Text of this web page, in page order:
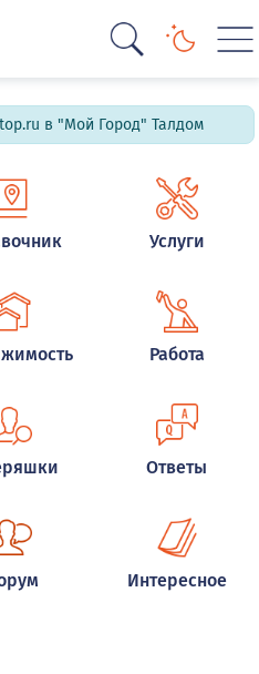
в "Мой Город" Талдом
Услуги
Работа
Ответы
Интересное